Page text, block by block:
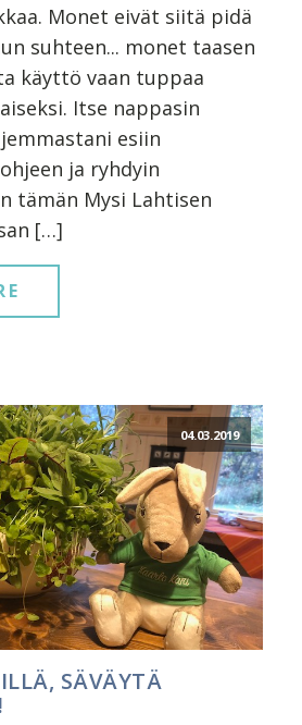
Monet eivät siitä pidä
suhteen... monet taasen
käyttö vaan tuppaa
Itse nappasin
esiin
ja ryhdyin
tämän Mysi Lahtisen
[…]
04.03.2019
SÄVÄYTÄ